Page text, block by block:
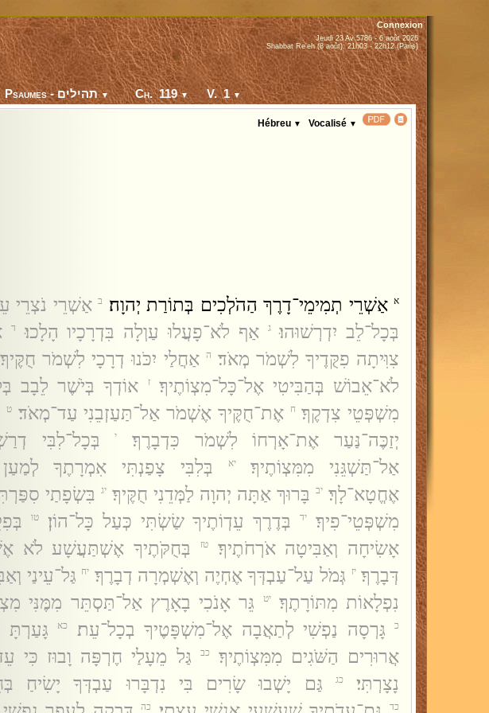
Connexion
Jeudi 23 Av 5786 - 6 août 2026
Shabbat Re'eh (8 août): 21h03 - 22h12 (Paris)
Psaumes - תהילים▼ Ch. 119▼ V. 1▼
Hébreu ▼ Vocalisé ▼
א אַשְׁרֵי תְמִימֵי־דָרֶךְ הַהֹלְכִים בְּתוֹרַת יְהוָה׃ ב אַשְׁרֵי נֹצְרֵי
בְּכָל־לֵב יִדְרְשׁוּהוּ׃
ג אַף לֹא־פָעֲלוּ עַוְלָה בִּדְרָכָיו הָלָכוּ׃ ד
צִוִּיתָה פִקֻּדֶיךָ לִשְׁמֹר מְאֹד׃
ה אַחֲלַי יִכֹּנוּ דְרָכָי לִשְׁמֹר חֻקֶּיךָ׃
לֹא־אֵבוֹשׁ בְּהַבִּיטִי אֶל־כָּל־מִצְוֹתֶיךָ׃
ז
אוֹדְךָ בְּיֹשֶׁר לֵבָב
מִשְׁפְּטֵי צִדְקֶךָ׃ ח אֶת־חֻקֶּיךָ אֶשְׁמֹר אַל־תַּעַזְבֵנִי עַד־מְאֹד׃ ט
יְזַכֶּה־נַּעַר אֶת־אָרְחוֹ לִשְׁמֹר כִּדְבָרֶךָ׃
י
בְּכָל־לִבִּי
אַל־תַּשְׁגֵּנִי מִמִּצְוֹתֶיךָ׃
יא
בְּלִבִּי צָפַנְתִּי אִמְרָתֶךָ
אֶחֱטָא־לָךְ׃ יב בָּרוּךְ אַתָּה יְהוָה לַמְּדֵנִי חֻקֶּיךָ׃ יג בִּשְׂפָתַי
מִשְׁפְּטֵי־פִיךָ׃
יד בְּדֶרֶךְ עֵדְוֹתֶיךָ שַׂשְׂתִּי כְּעַל כָּל־הוֹן׃ טו
אָשִׂיחָה וְאַבִּיטָה אֹרְחֹתֶיךָ׃
טז
בְּחֻקֹּתֶיךָ אֶשְׁתַּעֲשָׁע לֹא
דְּבָרֶךָ׃ יז גְּמֹל עַל־עַבְדְּךָ אֶחְיֶה וְאֶשְׁמְרָה דְבָרֶךָ׃ יח גַּל־עֵינַי
נִפְלָאוֹת מִתּוֹרָתֶךָ׃
יט גֵּר אָנֹכִי בָאָרֶץ אַל־תַּסְתֵּר מִמֶּנִּי
כ גָּרְסָה נַפְשִׁי לְתַאֲבָה אֶל־מִשְׁפָּטֶיךָ בְכָל־עֵת׃ כא
גָּעַרְתָּ
אֲרוּרִים הַשֹּׁגִים מִמִּצְוֹתֶיךָ׃
כב
גַּל מֵעָלַי חֶרְפָּה וָבוּז כִּי
נָצָרְתִּי׃
כג גַּם יָשְׁבוּ שָׂרִים בִּי נִדְבָּרוּ עַבְדְּךָ יָשִׂיחַ
כד כה